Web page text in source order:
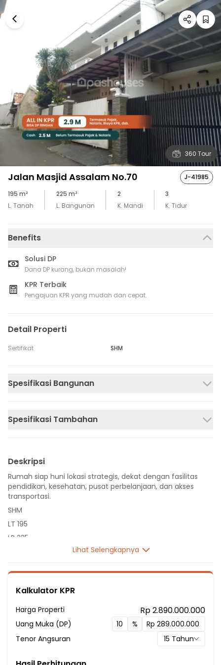
360 Tour
Jalan Masjid Assalam No.70
J-41985
195 m²
L. Tanah
225 m²
L. Bangunan
2
K. Mandi
3
K. Tidur
Benefits
Solusi DP
Dana DP kurang, bukan masalah!
KPR Terbaik
Pengajuan KPR yang mudah dan cepat.
Detail Properti
Sertifikat SHM
Spesifikasi Bangunan
Spesifikasi Tambahan
Deskripsi
Rumah siap huni lokasi strategis, dekat dengan fasilitas
pendidikan, kesehatan, pusat perbelanjaan, dan akses
transportasi.
SHM
LT 195
LB 225
Fasilitas Sekitar Hunian:
5 Menit ke SD Negeri Larangan 2
5 Menit ke Sekolah Dasar Negeri Larangan 5
5 Menit ke SD Negeri Joglo 10 Pagi
4 Menit ke Sekolah Menengah Pertama (SMP) IT Insan
Mubarak
Lihat Selengkapnya
Kalkulator KPR
Harga Properti Rp 2.890.000.000
Uang Muka (DP)
%
Tenor Angsuran
15 Tahun